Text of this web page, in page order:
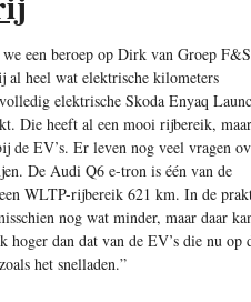
een beroep op Dirk van Groep
al heel wat elektrische kilometers
elektrische Skoda Enyaq
Die heeft al een mooi rijbereik, maar
de EV’s. Er leven nog veel vragen
De Audi Q6 e-tron is één van de
WLTP-rijbereik 621 km. In de
nog wat minder, maar daar
dan dat van de EV’s die nu op
het snelladen.”